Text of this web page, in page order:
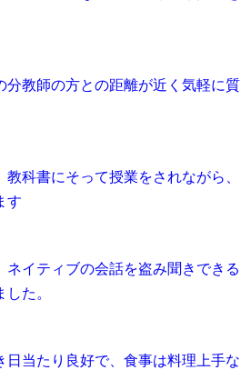
分教師の方との距離が近く気軽に質
科書にそって授業をされながら、
す
イティブの会話を盗み聞きできる
た。
当たり良好で、食事は料理上手な